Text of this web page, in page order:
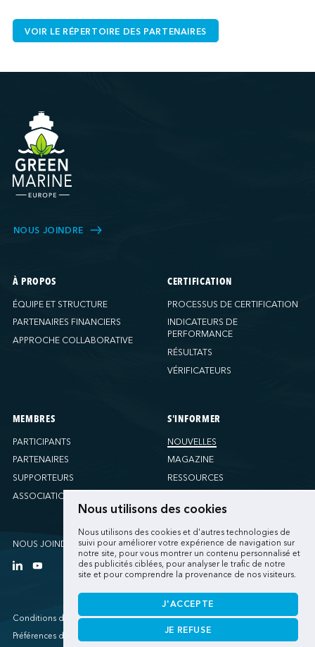
Nous utilisons des cookies
Nous utilisons des cookies et d'autres technologies de
suivi pour améliorer votre expérience de navigation sur
notre site, pour vous montrer un contenu personnalisé et
des publicités ciblées, pour analyser le trafic de notre
site et pour comprendre la provenance de nos visiteurs.
J'ACCEPTE
JE REFUSE
VOIR LE RÉPERTOIRE DES PARTENAIRES
NOUS JOINDRE
À PROPOS
ÉQUIPE ET STRUCTURE
PARTENAIRES FINANCIERS
APPROCHE COLLABORATIVE
CERTIFICATION
PROCESSUS DE CERTIFICATION
INDICATEURS DE
PERFORMANCE
RÉSULTATS
VÉRIFICATEURS
MEMBRES
PARTICIPANTS
PARTENAIRES
SUPPORTEURS
ASSOCIATIONS
S'INFORMER
NOUVELLES
MAGAZINE
RESSOURCES
NOUS JOINDRE
Conditions d'utilisations
Préférences de cookies